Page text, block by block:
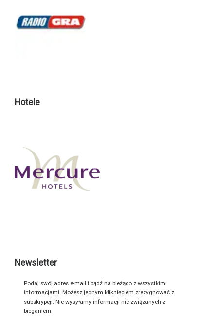
Hotele
Newsletter
Podaj swój adres e-mail i bądź na bieżąco z wszystkimi
informacjami. Możesz jednym kliknięciem zrezygnować z
subskrypcji. Nie wysyłamy informacji nie związanych z
bieganiem.